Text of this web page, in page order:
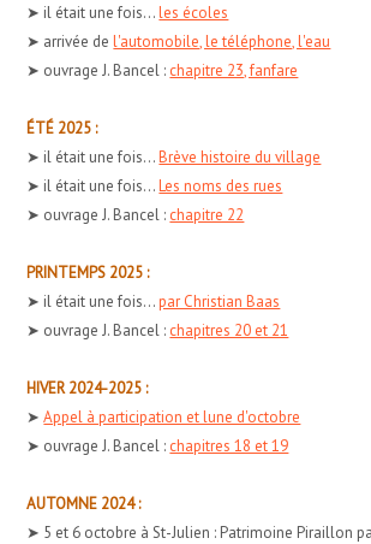
➤ il était une fois...les écoles
➤ arrivée del'automobile, le téléphone, l'eau
➤ ouvrage J. Bancel : chapitre 23, fanfare
ÉTÉ 2025 :
➤ il était une fois...Brève histoire du village
➤ il était une fois...Les noms des rues
➤ ouvrage J. Bancel : chapitre 22
PRINTEMPS 2025 :
➤ il était une fois...par Christian Baas
➤ ouvrage J. Bancel : chapitres 20 et 21
HIVER 2024-2025 :
➤Appel à participation et lune d'octobre
➤ ouvrage J. Bancel : chapitres 18 et 19
AUTOMNE 2024 :
➤ 5 et 6 octobre à St-Julien : Patrimoine Piraillon